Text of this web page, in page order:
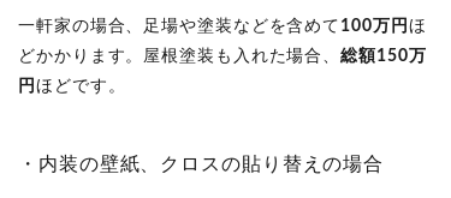
一軒家の場合、足場や塗装などを含めて 100万円 ほ
どかかります。屋根塗装も入れた場合、総額150万
円 ほどです。
・内装の壁紙、クロスの貼り替えの場合